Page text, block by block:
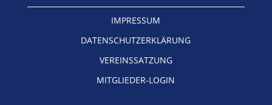
IMPRESSUM
DATENSCHUTZERKLÄRUNG
VEREINSSATZUNG
MITGLIEDER-LOGIN